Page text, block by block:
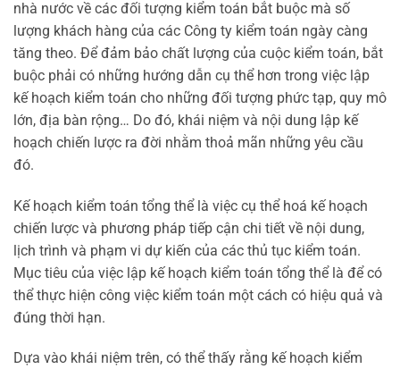
nhà nước về các đối tượng kiểm toán bắt buộc mà số
lượng khách hàng của các Công ty kiểm toán ngày càng
tăng theo. Để đảm bảo chất lượng của cuộc kiểm toán, bắt
buộc phải có những hướng dẫn cụ thể hơn trong việc lập
kế hoạch kiểm toán cho những đối tượng phức tạp, quy mô
lớn, địa bàn rộng… Do đó, khái niệm và nội dung lập kế
hoạch chiến lược ra đời nhằm thoả mãn những yêu cầu
đó.
Kế hoạch kiểm toán tổng thể là việc cụ thể hoá kế hoạch
chiến lược và phương pháp tiếp cận chi tiết về nội dung,
lịch trình và phạm vi dự kiến của các thủ tục kiểm toán.
Mục tiêu của việc lập kế hoạch kiểm toán tổng thể là để có
thể thực hiện công việc kiểm toán một cách có hiệu quả và
đúng thời hạn.
Dựa vào khái niệm trên, có thể thấy rằng kế hoạch kiểm